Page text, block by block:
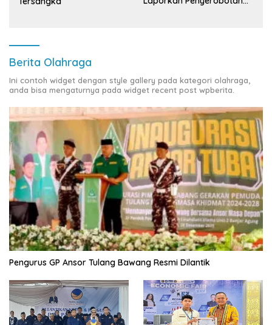
Berita Olahraga
Ini contoh widget dengan style gallery pada kategori olahraga,
anda bisa mengaturnya pada widget recent post wpberita.
Pengurus GP Ansor Tulang Bawang Resmi Dilantik